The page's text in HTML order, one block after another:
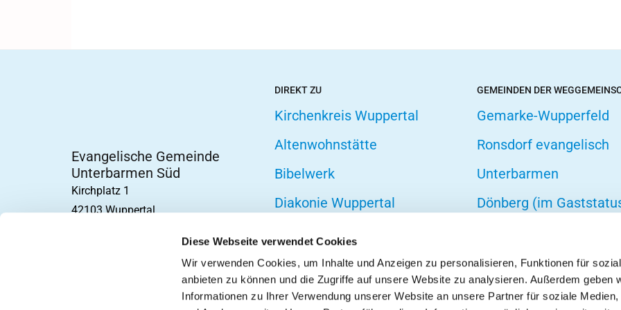
Diese Webseite verwendet Cookies
Wir verwenden Cookies, um Inhalte und Anzeigen zu personalisieren, Funktionen für
anbieten zu können und die Zugriffe auf unsere Website zu analysieren. Außerdem geben
Informationen zu Ihrer Verwendung unserer Website an unsere Partner für soziale Medien,
Evangelische Gemeinde
Unterbarmen Süd
Kirchplatz 1
42103 Wuppertal
DIREKT ZU
Kirchenkreis Wuppertal
Altenwohnstätte
Bibelwerk
Diakonie Wuppertal
Hospizarbeit
Telefonseelsorge
GEMEINDEN DER
Gemarke-Wupperfeld
Ronsdorf evangelisch
Unterbarmen
Dönberg (im